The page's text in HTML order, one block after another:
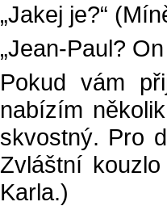
„Jakej je?“
„Jean-Paul?
Pokud vám
nabízím
skvostný. Pro
Zvláštní
Karla.)